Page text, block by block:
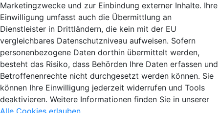
Marketingzwecke und zur Einbindung externer Inhalte. Ihre
Einwilligung umfasst auch die Übermittlung an
Dienstleister in Drittländern, die kein mit der EU
vergleichbares Datenschutzniveau aufweisen. Sofern
personenbezogene Daten dorthin übermittelt werden,
besteht das Risiko, dass Behörden Ihre Daten erfassen und
Betroffenenrechte nicht durchgesetzt werden können. Sie
können Ihre Einwilligung jederzeit widerrufen und Tools
deaktivieren. Weitere Informationen finden Sie in unserer